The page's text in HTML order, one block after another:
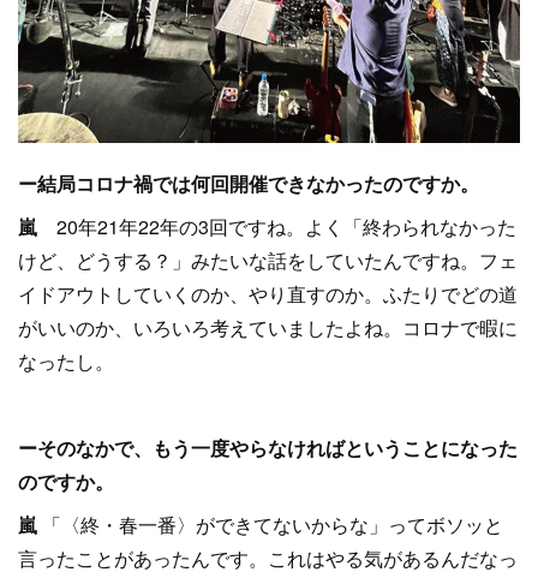
ー結局コロナ禍では何回開催できなかったのですか。
嵐 20年21年22年の3回ですね。よく「終わられなかった
けど、どうする？」みたいな話をしていたんですね。フェ
イドアウトしていくのか、やり直すのか。ふたりでどの道
がいいのか、いろいろ考えていましたよね。コロナで暇に
なったし。
ーそのなかで、もう一度やらなければということになった
のですか。
嵐 「〈終・春一番〉ができてないからな」ってボソッと
言ったことがあったんです。これはやる気があるんだなっ